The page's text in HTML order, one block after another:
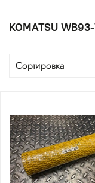
KOMATSU